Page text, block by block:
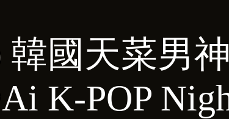
韓國天菜男
K-POP